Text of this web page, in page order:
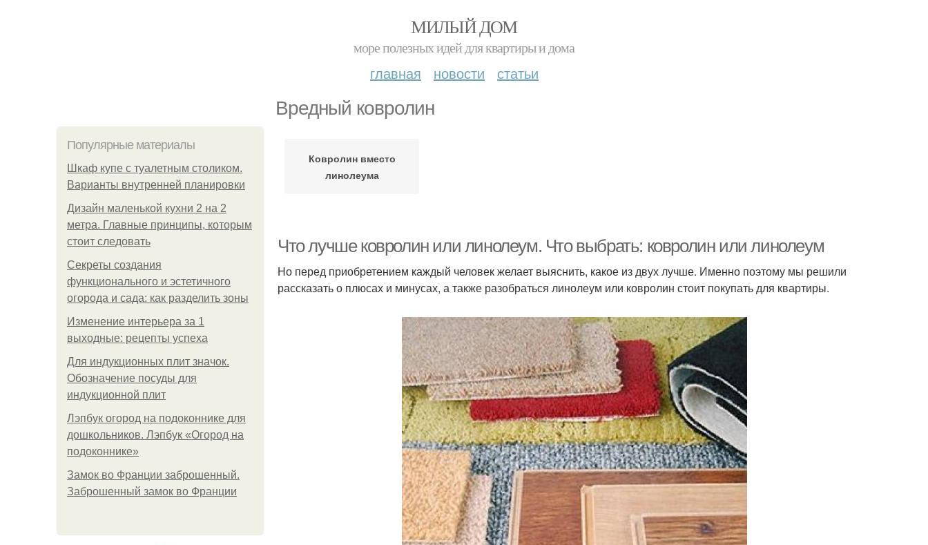
МИЛЫЙ ДОМ
море полезных идей для квартиры и дома
главная новости статьи
Вредный ковролин
Популярные материалы
Шкаф купе с туалетным столиком.
Варианты внутренней планировки
Дизайн маленькой кухни 2 на 2
метра. Главные принципы, которым
стоит следовать
Секреты создания
функционального и эстетичного
огорода и сада: как разделить зоны
Изменение интерьера за 1
выходные: рецепты успеха
Для индукционных плит значок.
Обозначение посуды для
индукционной плит
Лэпбук огород на подоконнике для
дошкольников. Лэпбук «Огород на
подоконнике»
Замок во Франции заброшенный.
Заброшенный замок во Франции
Ковролин вместо
линолеума
Что лучше ковролин или линолеум. Что выбрать: ковролин или линолеум
Но перед приобретением каждый человек желает выяснить, какое из двух лучше. Именно поэтому мы решили
рассказать о плюсах и минусах, а также разобраться линолеум или ковролин стоит покупать для квартиры.